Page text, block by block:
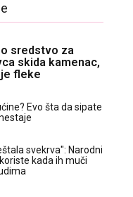
sredstvo za
skida kamenac,
fleke
Evo šta da sipate
svekrva": Narodni
kada ih muči